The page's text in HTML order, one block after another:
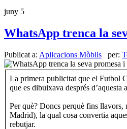
juny 5
WhatsApp trenca la
Publicat a: Aplicacions Mòbils per:
La primera publicitat que el Futbol
que es dibuixava després
Per què? Doncs perquè fins llavors,
Madrid), la qual cosa convertia
rebutjar.